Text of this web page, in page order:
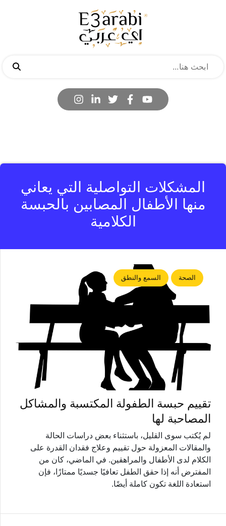
المشكلات التواصلية التي يعاني
منها الأطفال المصابين بالحبسة
الكلامية
الصحة السمع والنطق
تقييم حبسة الطفولة المكتسبة والمشاكل
المصاحبة لها
لم يُكتب سوى القليل، باستثناء بعض دراسات الحالة
والمقالات المعزولة حول تقييم وعلاج فقدان القدرة على
الكلام لدى الأطفال والمراهقين. في الماضي، كان من
المفترض أنه إذا حقق الطفل تعافيًا جسديًا ممتازًا، فإن
استعادة اللغة تكون كاملة أيضًا.